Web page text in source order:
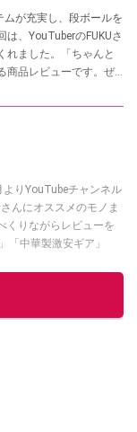
が充実し、段ボールを
、YouTuberのFUKUさ
れました。「ちゃんと
商品レビューです。ぜ
りYouTubeチャンネル
んにオススメのモノま
くりながらレビューを
「中華製激安ギア」
の他の記事を読む